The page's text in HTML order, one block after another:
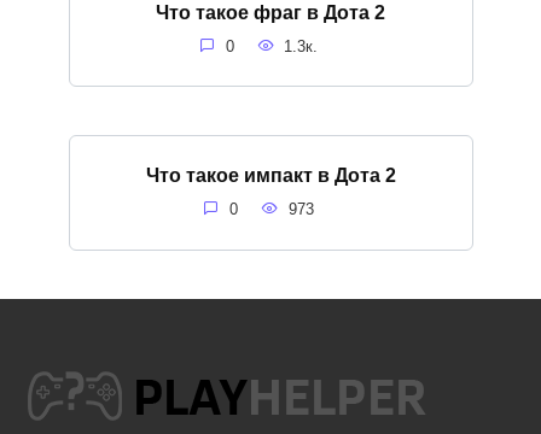
Что такое фраг в Дота 2
0 1.3к.
Что такое импакт в Дота 2
0 973